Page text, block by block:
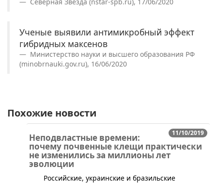
Ученые выявили антимикробный эффект
гибридных максенов
Министерство науки и высшего образования РФ
(minobrnauki.gov.ru), 16/06/2020
Похожие новости
11/10/2019
Неподвластные времени:
почему почвенные клещи практически
не изменились за миллионы лет
эволюции
Российские, украинские и бразильские